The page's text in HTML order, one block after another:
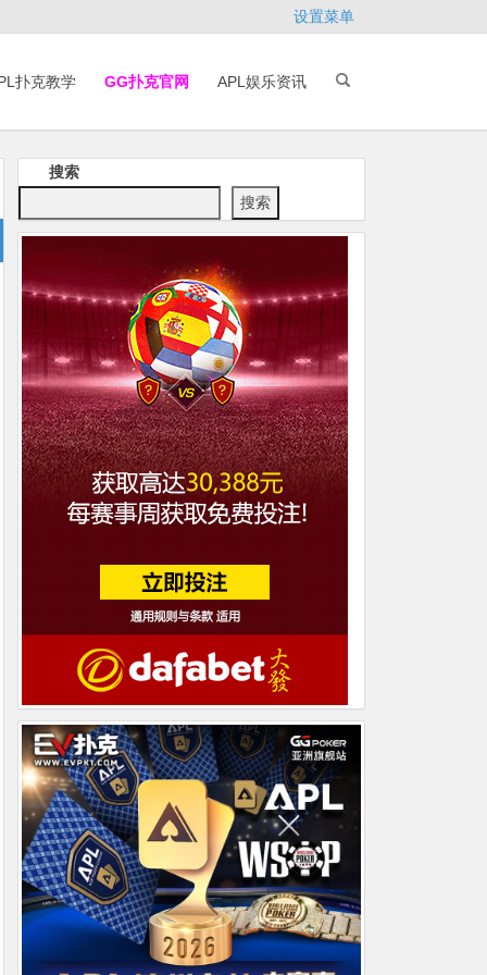
设置菜单
扑克教学 GG扑克官网 APL娱乐资讯
搜索
搜索